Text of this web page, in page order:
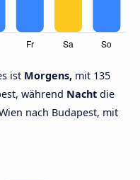
ist Morgens, mit 135
während Nacht die
nach Budapest, mit